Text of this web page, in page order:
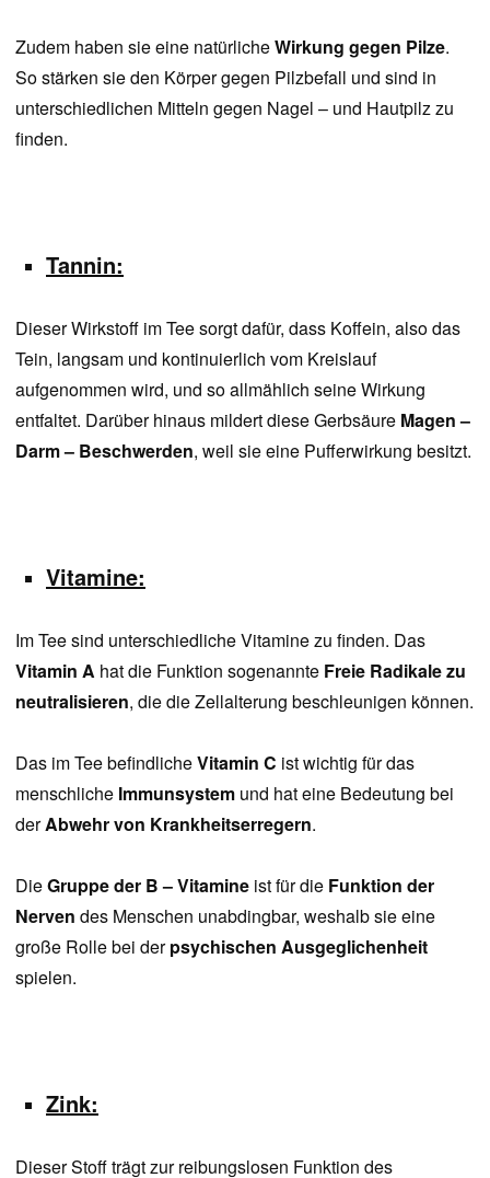
Zudem haben sie eine natürlicheWirkung gegen Pilze.
So stärken sie den Körper gegen Pilzbefall und sind in
unterschiedlichen Mitteln gegen Nagel – und Hautpilz zu
finden.
Tannin:
Dieser Wirkstoff im Tee sorgt dafür, dass Koffein, also das
Tein, langsam und kontinuierlich vom Kreislauf
aufgenommen wird, und so allmählich seine Wirkung
entfaltet. Darüber hinaus mildert diese Gerbsäure Magen –
Darm – Beschwerden, weil sie eine Pufferwirkung besitzt.
Vitamine:
Im Tee sind unterschiedliche Vitamine zu finden. Das
Vitamin A hat die Funktion sogenannte Freie Radikale zu
neutralisieren, die die Zellalterung beschleunigen können.
Das im Tee befindlicheVitamin C ist wichtig für das
menschliche Immunsystem und hat eine Bedeutung bei
derAbwehr von Krankheitserregern.
DieGruppe der B – Vitamine ist für die Funktion der
Nerven des Menschen unabdingbar, weshalb sie eine
große Rolle bei derpsychischen Ausgeglichenheit
spielen.
Zink:
Dieser Stoff trägt zur reibungslosen Funktion des